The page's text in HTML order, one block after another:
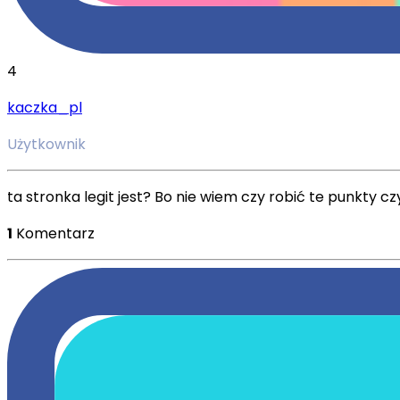
4
kaczka_pl
Użytkownik
ta stronka legit jest? Bo nie wiem czy robić te punkty
1 Komentarz